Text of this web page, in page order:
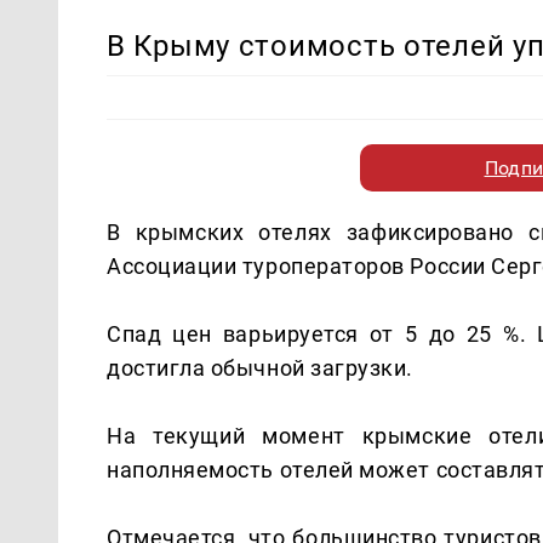
В Крыму стоимость отелей
В крымских отелях зафиксировано
Ассоциации туроператоров России
Спад цен варьируется от 5 до 25 %.
достигла обычной загрузки.
На текущий момент крымские
наполняемость отелей может
Отмечается, что большинство